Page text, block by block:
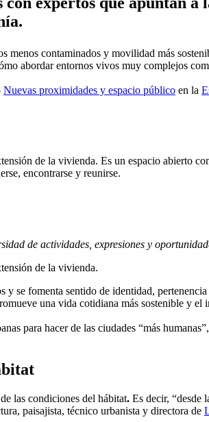
menos contaminados y movilidad más
abordar entornos vivos muy complejos
Nuevas proximidades y espacio público en la
de la vivienda. Es un espacio abierto
encontrarse y reunirse.
de actividades, expresiones y
de la vivienda.
se fomenta sentido de identidad,
una vida cotidiana más sostenible y el
para hacer de las ciudades “más humanas”,
las condiciones del hábitat. Es decir, “desde
paisajista, técnico urbanista y directora de